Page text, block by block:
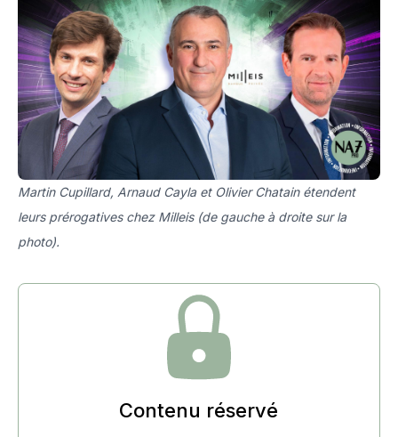
Martin Cupillard, Arnaud Cayla et Olivier Chatain étendent
leurs prérogatives chez Milleis (de gauche à droite sur la
photo).
Contenu réservé